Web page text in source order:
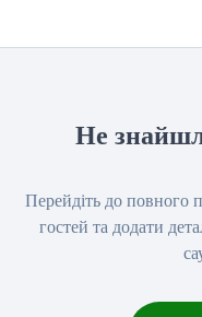
Не
Перейдіть до повного
гостей та додати